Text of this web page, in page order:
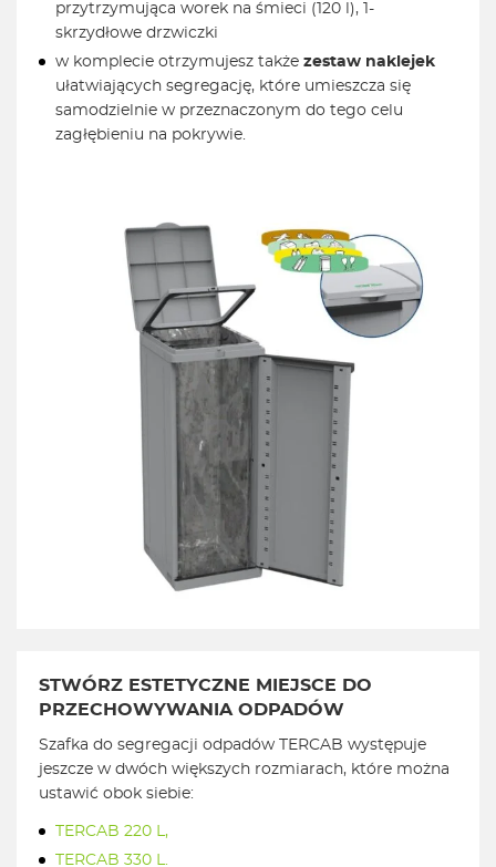
przytrzymująca worek na śmieci (120 l), 1-
skrzydłowe drzwiczki
w komplecie otrzymujesz także zestaw naklejek
ułatwiających segregację, które umieszcza się
samodzielnie w przeznaczonym do tego celu
zagłębieniu na pokrywie.
STWÓRZ ESTETYCZNE MIEJSCE DO
PRZECHOWYWANIA ODPADÓW
Szafka do segregacji odpadów TERCAB występuje
jeszcze w dwóch większych rozmiarach, które można
ustawić obok siebie:
TERCAB 220 L,
TERCAB 330 L.